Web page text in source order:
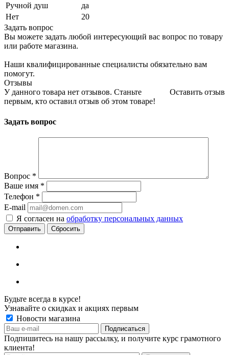
Ручной душ
да
Нет
20
Задать вопрос
Вы можете задать любой интересующий вас вопрос по товару
или работе магазина.
Наши квалифицированные специалисты обязательно вам
помогут.
Отзывы
Оставить отзыв
У данного товара нет отзывов. Станьте
первым, кто оставил отзыв об этом товаре!
Задать вопрос
Вопрос *
Ваше имя *
Телефон *
E-mail
Я согласен на обработку персональных данных
Сбросить
Будьте всегда в курсе!
Узнавайте о скидках и акциях первым
Новости магазина
Подпишитесь на нашу рассылку, и получите курс грамотного
клиента!